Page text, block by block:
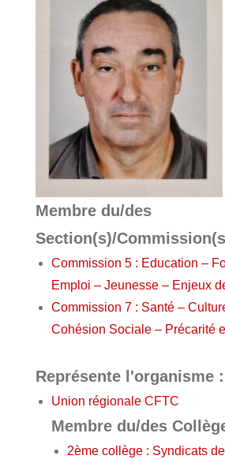
Membre du/des
Section(s)/
Commission 5 : Education –
Emploi – Jeunesse – Enjeux
Commission 7 : Santé –
Cohésion Sociale – Précarité
Représente l'organisme :
Union régionale CFTC
Membre du/des
2ème collège : Syndicats